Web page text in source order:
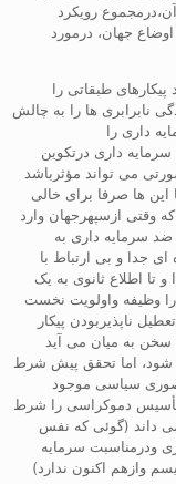
رویکرد
جهان، درمورد
طبقاتی را
نابرابری ها را به چالش
داری را
سرمایه داری درتکوین
می تواند مؤثرباشد
این ها صرفا برای خالی
وقتی ازسپهرجهان وارد
سرمایه داری به
جدا و بی ارتباط با
تا اطلاع ثانوی به یک
وظیفه واولویت نخست
ناپذیربودن پیکار
به میان می آید
شود، اما تحقق پیش شرط
سیاسی موجود
دموکراسی را شرط
داند (گوئی که نفس
ودرمناسبت سرمایه
وازهم اکنون ندارد)